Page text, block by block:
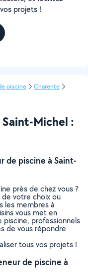
projets !
piscine
Charente
Michel :
piscine à Saint-
près de chez vous ?
votre choix ou
les membres à
vous met en
professionnels
de vous répondre
tous vos projets !
de piscine à